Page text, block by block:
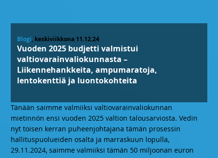
Blogi, keskiviikkona 11.12.24
Vuoden 2025 budjetti valmistui
valtiovarainvaliokunnasta –
Liikennehankkeita, ampumaratoja,
lentokenttiä ja luontokohteita
Tänään saimme valmiiksi valtiovarainvaliokunnan
mietinnön ensi vuoden 2025 valtion talousarviosta. Vedin
nyt toisen kerran puheenjohtajana tämän prosessin
hallituspuolueiden osalta ja marraskuun lopulla,
29.11.2024, saimme valmiiksi tämän 50 miljoonan euron